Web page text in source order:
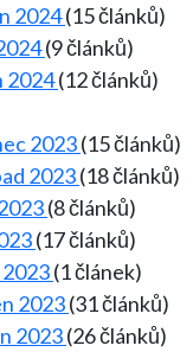
2024(15 článků)
(9 článků)
2024(12 článků)
2023(15 článků)
2023(18 článků)
(8 článků)
(17 článků)
(1 článek)
2023(31 článků)
2023(26 článků)